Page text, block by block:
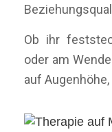
Ob ihr
oder am
auf